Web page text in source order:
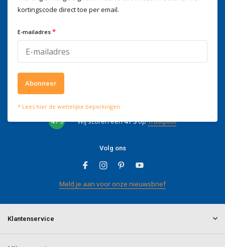
4 / 5 Wij scoren een4 / 5opTrustpilot
Volg ons
Meld je aan voor onze nieuwsbrief
Klantenservice
kortingscode direct toe per email.
E-mailadres *
Abonneer
* Lees hier de wettelijke beperkingen